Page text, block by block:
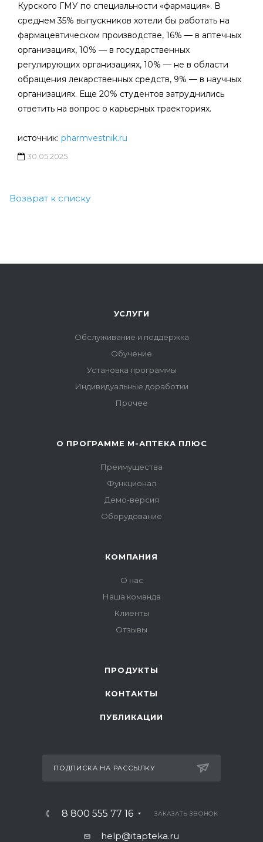
Курского ГМУ по специальности «фармация». В
среднем 35% выпускников хотели бы работать на
фармацевтическом производстве, 16% — в аптечных
организациях, 10% — в государственных
регулирующих организациях, 10% — не в области
обращения лекарственных средств, 9% — в научных
организациях. Еще 20% студентов затруднились
ответить на вопрос о карьерных траекториях.
источник: pharmvestnik.ru
30.05.2025
Возврат к списку
УСЛУГИ
Обслуживание и поддержка
Обучение
Установка программы
Индивидуальные доработки
Прочее
О ПРОГРАММЕ М-АПТЕКА ПЛЮС
Преимущества
Функционал
Демо-версия
Оборудование
КОМПАНИЯ
О нас
Наша команда
Клиенты
Отзывы
ПРОДУКТЫ
КОНТАКТЫ
ПУБЛИКАЦИИ
ПОДПИСКА НА РАССЫЛКУ
8 800 555 77 16 ЗАКАЗАТЬ ЗВОНОК
help@itapteka.ru